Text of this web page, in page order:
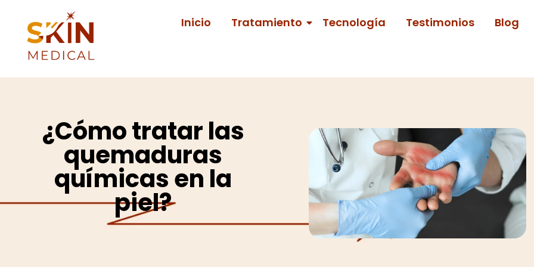
contenido
Inicio Tratamiento Tecnología Testimonios Blog
¿Cómo tratar las
quemaduras
químicas en la
piel?